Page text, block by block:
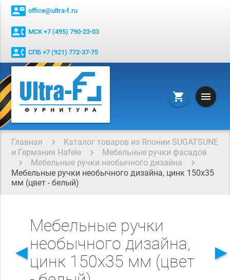
contact_mail office@ultra-f.ru
contact_phone МСК +7 (495) 790-23-03
contact_phone СПБ +7 (921) 772-37-75
shopping_cart menu
Главная
Каталог товаров из Японии SUGATSUNE
и Германия Hafele
Мебельные ручки фасадов
Мебельные ручки необычного дизайна
Мебельные ручки необычного дизайна, цинк 150х35
мм (цвет - белый)
◄
Мебельные ручки
необычного дизайна,
цинк 150х35 мм (цвет